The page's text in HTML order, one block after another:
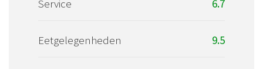
Service 6.7
Eetgelegenheden 9.5